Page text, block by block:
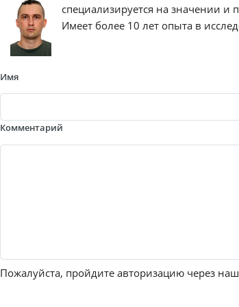
специализируется на значении
Имеет более 10 лет опыта в
Имя
Комментарий
Пожалуйста, пройдите авторизацию через